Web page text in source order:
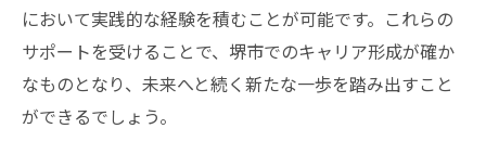
において実践的な経験を積むことが可能です。これらの
サポートを受けることで、堺市でのキャリア形成が確か
なものとなり、未来へと続く新たな一歩を踏み出すこと
ができるでしょう。